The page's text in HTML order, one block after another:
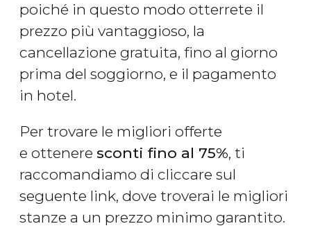
poiché in questo modo otterrete il
prezzo più vantaggioso, la
cancellazione gratuita, fino al giorno
prima del soggiorno, e il pagamento
in hotel.
Per trovare le migliori offerte
e ottenere sconti fino al 75%, ti
raccomandiamo di cliccare sul
seguente link, dove troverai le migliori
stanze a un prezzo minimo garantito.